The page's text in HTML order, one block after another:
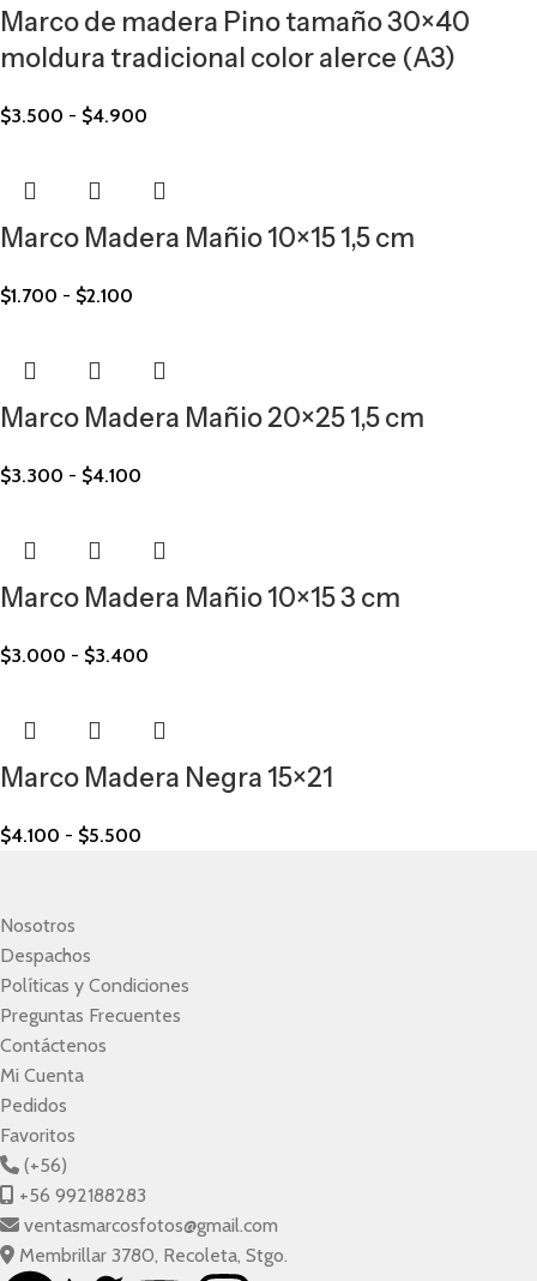
Marco de madera Pino tamaño 30×40
moldura tradicional color alerce (A3)
$3.500 - $4.900
Marco Madera Mañio 10×15 1,5 cm
$1.700 - $2.100
Marco Madera Mañio 20×25 1,5 cm
$3.300 - $4.100
Marco Madera Mañio 10×15 3 cm
$3.000 - $3.400
Marco Madera Negra 15×21
$4.100 - $5.500
Nosotros
Despachos
Políticas y Condiciones
Preguntas Frecuentes
Contáctenos
Mi Cuenta
Pedidos
Favoritos
(+56)
+56 992188283
ventasmarcosfotos@gmail.com
Membrillar 3780, Recoleta, Stgo.